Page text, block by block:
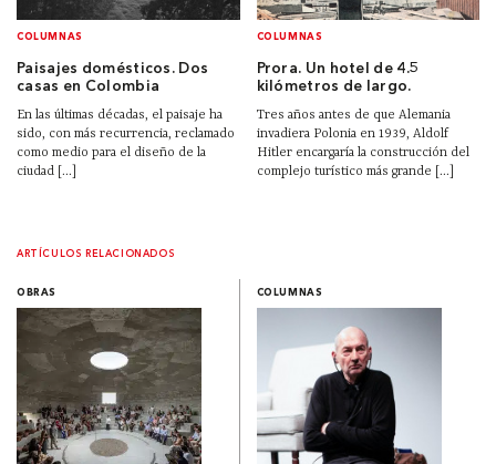
COLUMNAS
Paisajes domésticos. Dos
casas en Colombia
En las últimas décadas, el paisaje ha
sido, con más recurrencia, reclamado
como medio para el diseño de la
ciudad [...]
COLUMNAS
Prora. Un hotel de 4.5
kilómetros de largo.
Tres años antes de que Alemania
invadiera Polonia en 1939, Aldolf
Hitler encargaría la construcción del
complejo turístico más grande [...]
ARTÍCULOS RELACIONADOS
OBRAS COLUMNAS